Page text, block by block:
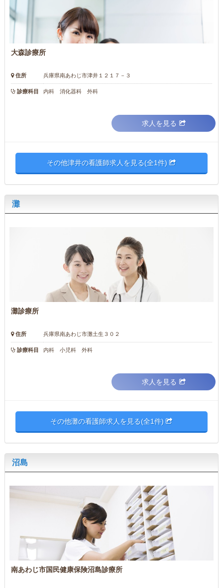
大森診療所
住所 兵庫県南あわじ市津井１２１７－３
診療科目 内科 消化器科 外科
求人を見る
その他津井の看護師求人を見る(全1件)
灘
灘診療所
住所 兵庫県南あわじ市灘土生３０２
診療科目 内科 小児科 外科
求人を見る
その他灘の看護師求人を見る(全1件)
沼島
南あわじ市国民健康保険沼島診療所